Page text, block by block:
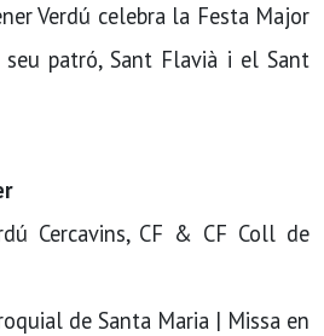
Verdú celebra la Festa Major
patró, Sant Flavià i el Sant
Cercavins, CF & CF Coll de
de Santa Maria | Missa en